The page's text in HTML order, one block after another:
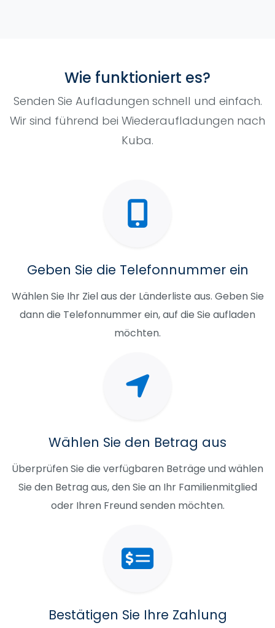
Wie funktioniert es?
Senden Sie Aufladungen schnell und einfach.
Wir sind führend bei Wiederaufladungen nach
Kuba.
Geben Sie die Telefonnummer ein
Wählen Sie Ihr Ziel aus der Länderliste aus. Geben Sie
dann die Telefonnummer ein, auf die Sie aufladen
möchten.
Wählen Sie den Betrag aus
Überprüfen Sie die verfügbaren Beträge und wählen
Sie den Betrag aus, den Sie an Ihr Familienmitglied
oder Ihren Freund senden möchten.
Bestätigen Sie Ihre Zahlung